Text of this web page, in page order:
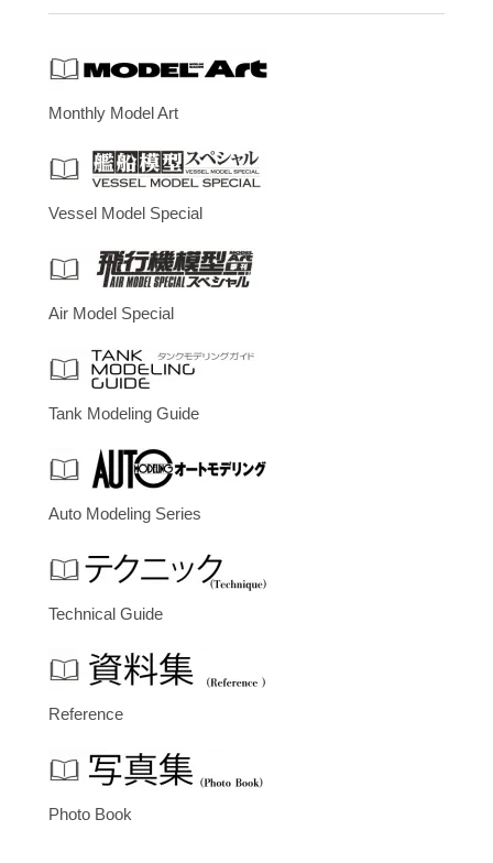
Monthly Model Art
Vessel Model Special
Air Model Special
Tank Modeling Guide
Auto Modeling Series
Technical Guide
Reference
Photo Book